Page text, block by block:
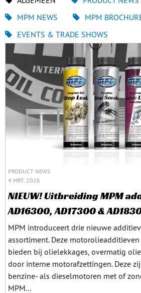
MPM NEWS
MPM
EVENTS & TRADE SHOWS
PRODUCT NEWS
4 MRT. 2026
NIEUW! Uitbreiding MPM
AD16300, AD17300 &
MPM introduceert drie nieuwe
assortiment. Deze
bieden bij olielekkages, overmatig
door interne motorafzettingen. Deze
benzine- als dieselmotoren met of
MPM...